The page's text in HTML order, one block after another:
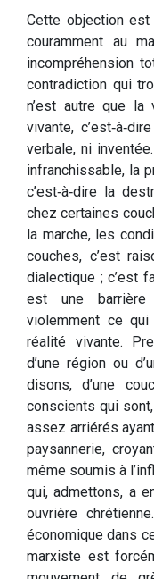
Cette objection
couramment au
incompréhension
contradiction qui
n’est autre que la
vivante,
verbale, ni
infranchissable, la
c’est‑à‑dire la
chez certaines
la marche, les
couches, c’est
dialectique ; c’est
est une barrière
violemment ce
réalité vivante.
d’une région ou
disons, d’une
conscients qui
assez arriérés
paysannerie,
même soumis à
qui, admettons, a
ouvrière
économique dans
marxiste est